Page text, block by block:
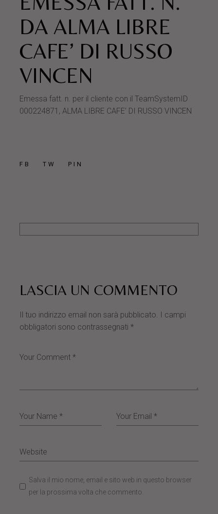
DA ALMA LIBRE
CAFE’ DI RUSSO
VINCEN
Emessa fatt. n. per il cliente con il TeamSystemID
000224871, ALMA LIBRE CAFE’ DI RUSSO VINCEN
FB TW PIN
LASCIA UN COMMENTO
Il tuo indirizzo email non sarà pubblicato. I campi
obbligatori sono contrassegnati*
Salva il mio nome, email e sito web in questo browser
per la prossima volta che commento.